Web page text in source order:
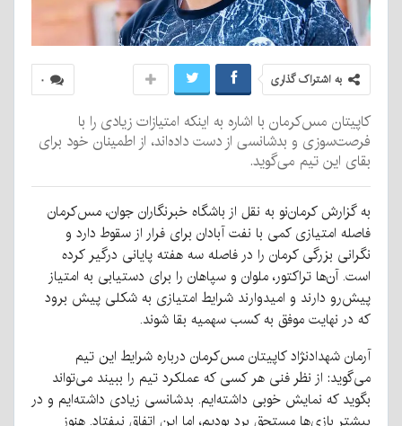
۰ به اشتراک گذاری
کاپیتان مس‌کرمان با اشاره به اینکه امتیازات زیادی را با
فرصت‌سوزی و بدشانسی از دست داده‌اند، از اطمینان خود برای
بقای این تیم می‌گوید.
به گزارش کرمان‌نو به نقل از باشگاه خبرنگاران جوان،‌ مس‌کرمان
فاصله امتیازی کمی با نفت آبادان برای فرار از سقوط دارد و
نگرانی بزرگی کرمان را در فاصله سه هفته پایانی درگیر کرده
است. آن‌ها تراکتور، ملوان و سپاهان را برای دستیابی به امتیاز
پیش‌رو دارند و امیدوارند شرایط امتیازی به شکلی پیش برود
که در نهایت موفق به کسب سهمیه بقا شوند.
آرمان شهدادنژاد کاپیتان مس‌کرمان درباره شرایط این تیم
می‌گوید: از نظر فنی هر کسی که عملکرد تیم را ببیند می‌تواند
بگوید که نمایش خوبی داشته‌ایم. بدشانسی زیادی داشته‌ایم و در
بیشتر بازی‌ها مستحق برد بودیم، اما این اتفاق نیفتاد. هنوز